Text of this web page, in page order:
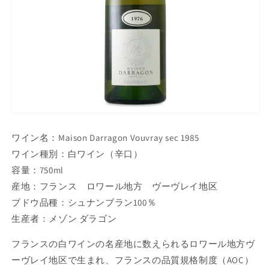
ワイン名：Maison Darragon Vouvray sec 1985
ワイン種別：白ワイン（辛口）
容量：750ml
産地：フランス ロワール地方 ヴーヴレイ地区
ブドウ品種：シュナンブラン100％
生産者：メゾン ダラゴン
フランスの白ワインの名産地に数えられるロワール地方ヴ
ーヴレイ地区で生まれ、フランスの品質規格制度（AOC）